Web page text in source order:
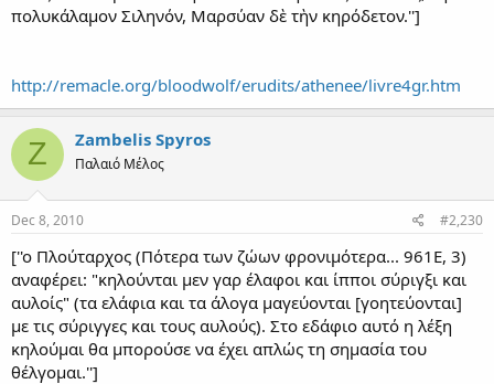
πολυκάλαμον Σιληνόν, Μαρσύαν δὲ τὴν κηρόδετον.'']
http://remacle.org/bloodwolf/erudits/athenee/livre4gr.htm
Z Zambelis Spyros
Παλαιό Μέλος
Dec 8, 2010 #2,230
[''ο Πλούταρχος (Πότερα των ζώων φρονιμότερα... 961Ε, 3)
αναφέρει: "κηλούνται μεν γαρ έλαφοι και ίπποι σύριγξι και
αυλοίς" (τα ελάφια και τα άλογα μαγεύονται [γοητεύονται]
με τις σύριγγες και τους αυλούς). Στο εδάφιο αυτό η λέξη
κηλούμαι θα μπορούσε να έχει απλώς τη σημασία του
θέλγομαι.'']